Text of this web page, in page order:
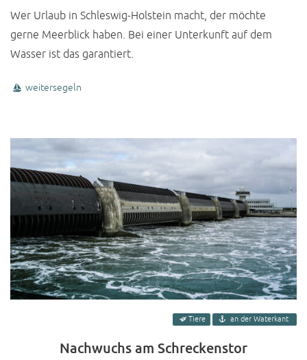
Wer Urlaub in Schleswig-Holstein macht, der möchte
gerne Meerblick haben. Bei einer Unterkunft auf dem
Wasser ist das garantiert.
weitersegeln
Tiere an der Waterkant
Nachwuchs am Schreckenstor